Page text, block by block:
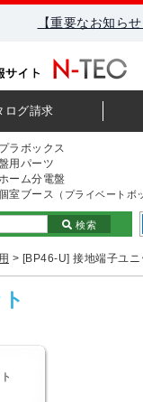
【重要なお知ら
ログ請求
プラボックス
用パーツ
ーム分電盤
室ブース （プライベートボ
検索
> [BP46-U] 接地端子ユニ